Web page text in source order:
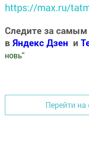
https://max.ru/
Следите за
в Яндекс Дзен и
новь"
Перейти на